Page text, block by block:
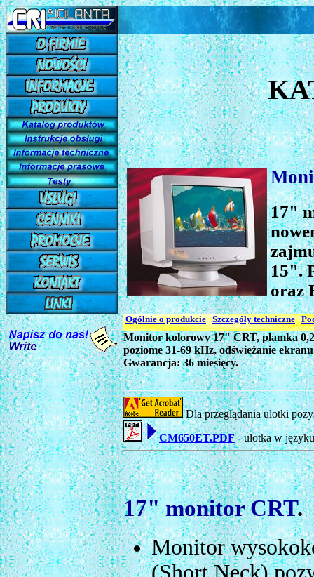
17"
15".
oraz
Ogólnie o produkcie Szczegóły techniczne
Monitor kolorowy 17" CRT, plamka
poziome 31-69 kHz, odświeżanie
Gwarancja: 36 miesięcy.
Dla przeglądania ulotki
CM650ET.PDF- ulotka w
17" monitor CRT.
Monitor